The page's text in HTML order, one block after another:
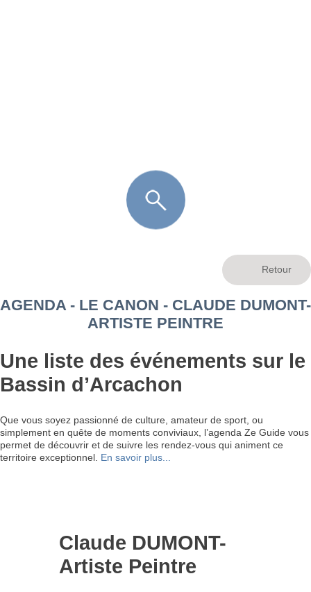
AGENDA - LE CANON - CLAUDE DUMONT-
ARTISTE PEINTRE
Une liste des événements sur le
Bassin d’Arcachon
Que vous soyez passionné de culture, amateur de sport, ou
simplement en quête de moments conviviaux, l’agenda Ze Guide vous
permet de découvrir et de suivre les rendez-vous qui animent ce
territoire exceptionnel. En savoir plus...
Claude DUMONT-
Artiste Peintre